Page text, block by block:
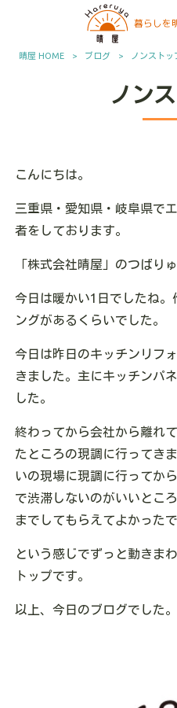
晴屋 HOME > ブログ > ノンストッ
ノン
こんにちは。
三重県・愛知県・岐阜県で
者をしております。
「株式会社晴屋」のつばり
今日は暖かい1日でしたね
ングがあるくらいでした。
今日は昨日のキッチンリフ
きました。主にキッチンパ
した。
終わってから会社から離れ
たところの現調に行ってき
いの現場に現調に行ってか
で渋滞しないのがいいとこ
までしてもらえてよかったで
という感じでずっと動きま
トップです。
以上、今日のブログでした。